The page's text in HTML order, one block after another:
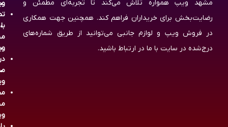
مشهد ویپ همواره تلاش می‌کند تا تجربه‌ای مطمئن و
رضایت‌بخش برای خریداران فراهم کند. همچنین جهت همکاری
در فروش ویپ و لوازم جانبی می‌توانید از طریق شماره‌های
درج‌شده در سایت با ما در ارتباط باشید.
با